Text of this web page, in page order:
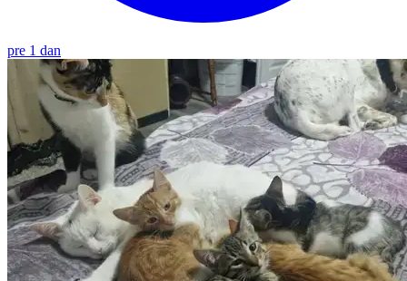
pre 1 dan